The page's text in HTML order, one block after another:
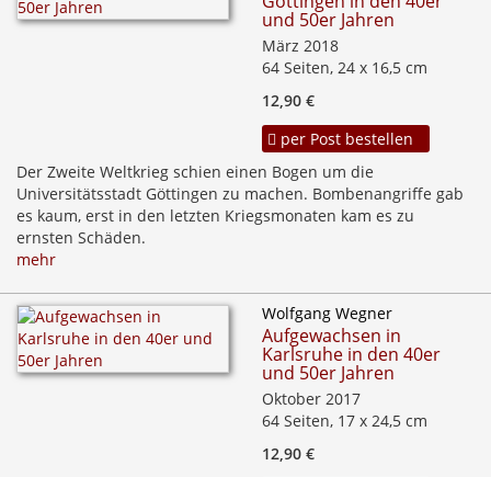
und 50er Jahren
März 2018
64 Seiten, 24 x 16,5 cm
12,90 €
per Post bestellen
Der Zweite Weltkrieg schien einen Bogen um die
Universitätsstadt Göttingen zu machen. Bombenangriffe gab
es kaum, erst in den letzten Kriegsmonaten kam es zu
ernsten Schäden.
mehr
Wolfgang Wegner
Aufgewachsen in
Karlsruhe in den 40er
und 50er Jahren
Oktober 2017
64 Seiten, 17 x 24,5 cm
12,90 €